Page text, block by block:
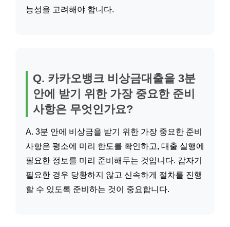
능성을 고려해야 합니다.
Q. 카카오뱅크 비상금대출을 3분
안에 받기 위한 가장 중요한 준비
사항은 무엇인가요?
A. 3분 안에 비상금을 받기 위한 가장 중요한 준비
사항은 평소에 미리 한도를 확인하고, 대출 실행에
필요한 정보를 미리 준비해두는 것입니다. 갑자기
필요한 경우 당황하지 않고 신속하게 절차를 진행
할 수 있도록 준비하는 것이 중요합니다.